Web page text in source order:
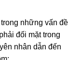
những vấn đề
đối mặt trong
nhân dẫn đến